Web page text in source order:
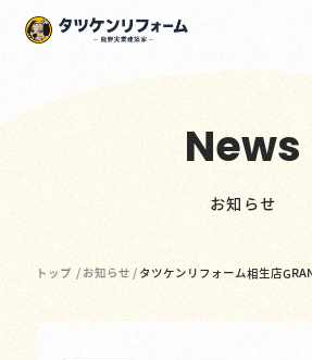
News
お知らせ
トップ / お知らせ / タツケンリフォーム相生店